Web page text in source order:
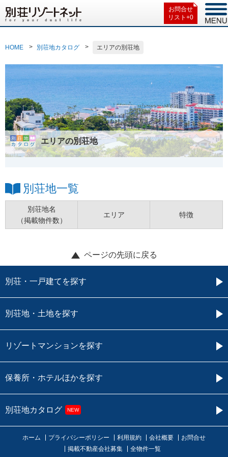
お問合せ
リスト+0
HOME 別荘地カタログ エリアの別荘地
エリアの別荘地
別荘地一覧
別荘地名
（掲載物件数）
エリア 特徴
ページの先頭に戻る
別荘・一戸建てを探す
別荘地・土地を探す
リゾートマンションを探す
保養所・ホテルほかを探す
別荘地カタログ NEW
ホーム プライバシーポリシー 利用規約 会社概要
お問合せ
掲載不動産会社募集
全物件一覧